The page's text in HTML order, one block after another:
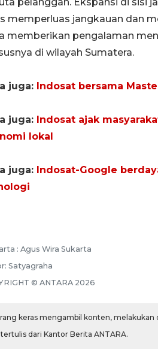
memperluas jangkauan dan
memberikan pengalaman
di wilayah Sumatera.
juga: Indosat bersama
juga: Indosat ajak
lokal
juga: Indosat-Google
: Agus Wira Sukarta
Satyagraha
© ANTARA 2026
keras mengambil konten,
dari Kantor Berita ANTARA.